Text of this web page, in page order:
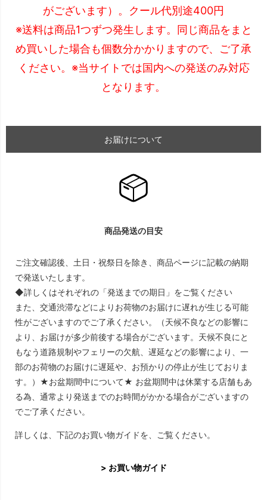
がございます）。クール代別途400円
※送料は商品1つずつ発生します。同じ商品をまと
め買いした場合も個数分かかりますので、ご了承
ください。※当サイトでは国内への発送のみ対応
となります。
お届けについて
商品発送の目安
ご注文確認後、土日・祝祭日を除き、商品ページに記載の納期
で発送いたします。
◆詳しくはそれぞれの「発送までの期日」をご覧ください
また、交通渋滞などによりお荷物のお届けに遅れが生じる可能
性がございますのでご了承ください。（天候不良などの影響に
より、お届けが多少前後する場合がございます。天候不良にと
もなう道路規制やフェリーの欠航、遅延などの影響により、一
部のお荷物のお届けに遅延や、お預かりの停止が生じておりま
す。）★お盆期間中について★ お盆期間中は休業する店舗もあ
る為、通常より発送までのお時間がかかる場合がございますの
でご了承ください。
詳しくは、下記のお買い物ガイドを、ご覧ください。
> お買い物ガイド